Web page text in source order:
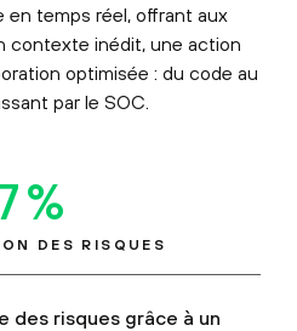
temps réel, offrant aux
contexte inédit, une action
optimisée : du code au
par le SOC.
%
DES RISQUES
des risques grâce à un